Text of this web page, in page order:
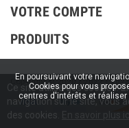
VOTRE COMPTE
PRODUITS
Copyright © 2020 / 2022 /
Ce site utilise des cookies.
navigation sur le site, vous
des cookies.
En savoir plus ici.
En poursuivant votre
Cookies pour vous
centres d'intérêts et